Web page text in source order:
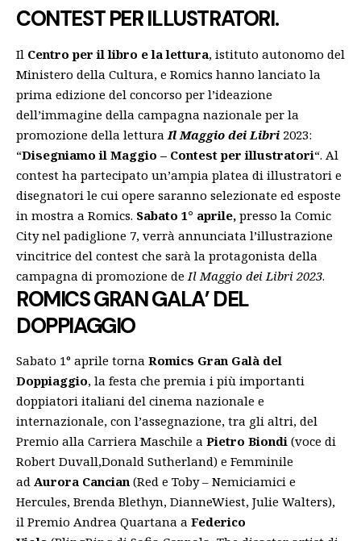
CONTEST PER ILLUSTRATORI.
Il Centro per il libro e la lettura, istituto autonomo del
Ministero della Cultura, e Romics hanno lanciato la
prima edizione del concorso per l’ideazione
dell’immagine della campagna nazionale per la
promozione della lettura Il Maggio dei Libri 2023:
“Disegniamo il Maggio – Contest per illustratori“. Al
contest ha partecipato un’ampia platea di illustratori e
disegnatori le cui opere saranno selezionate ed esposte
in mostra a Romics. Sabato 1° aprile, presso la Comic
City nel padiglione 7, verrà annunciata l’illustrazione
vincitrice del contest che sarà la protagonista della
campagna di promozione de Il Maggio dei Libri 2023.
ROMICS GRAN GALA’ DEL
DOPPIAGGIO
Sabato 1° aprile torna Romics Gran Galà del
Doppiaggio, la festa che premia i più importanti
doppiatori italiani del cinema nazionale e
internazionale, con l’assegnazione, tra gli altri, del
Premio alla Carriera Maschile a Pietro Biondi (voce di
Robert Duvall,Donald Sutherland) e Femminile
ad Aurora Cancian (Red e Toby – Nemiciamici e
Hercules, Brenda Blethyn, DianneWiest, Julie Walters),
il Premio Andrea Quartana a Federico